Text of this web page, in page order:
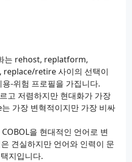
는 rehost, replatform,
retire 사이의 선택이
-위험 프로필을 가집니다.
고 저렴하지만 현대화가 가장
가장 변혁적이지만 가장 비싸
을 현대적인 언어로 변
견실하지만 언어와 인력이 문
지입니다.